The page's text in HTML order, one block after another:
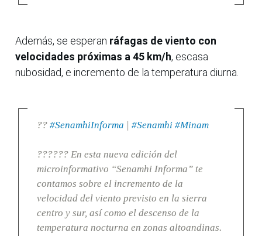
Además, se esperan ráfagas de viento con
velocidades próximas a 45 km/h, escasa
nubosidad, e incremento de la temperatura diurna.
?? #SenamhiInforma #Senamhi #Minam
?????? En esta nueva edición del
microinformativo “Senamhi Informa” te
contamos sobre el incremento de la
velocidad del viento previsto en la sierra
centro y sur, así como el descenso de la
temperatura nocturna en zonas altoandinas.